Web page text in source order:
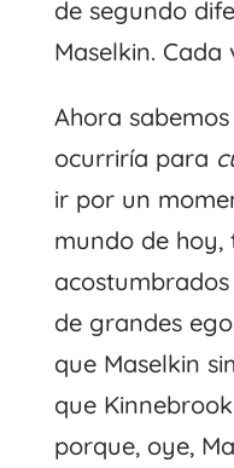
de segundo
Maselkin. Cada
Ahora
ocurriría para
ir por un
mundo de hoy,
de grandes
que Maselkin
que
porque, oye,